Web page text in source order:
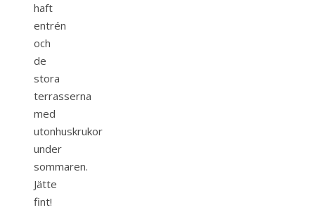
haft
entrén
och
de
stora
terrasserna
med
utonhuskrukor
under
sommaren.
Jätte
fint!